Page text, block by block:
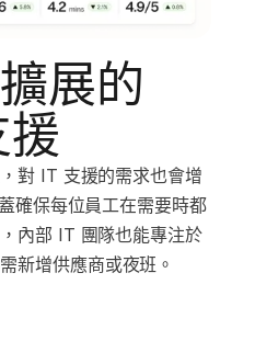
展的
援
對 IT 支援的需求也會增
確保每位員工在需要時都
內部 IT 團隊也能專注於
新增供應商或夜班。